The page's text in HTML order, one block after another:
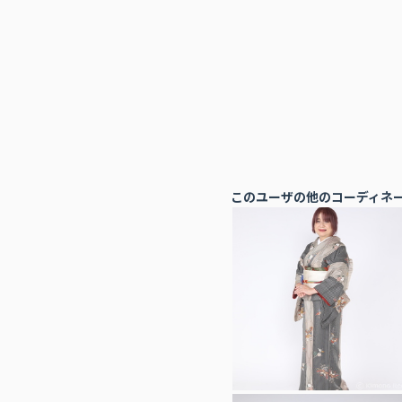
このユーザの他のコーディネ